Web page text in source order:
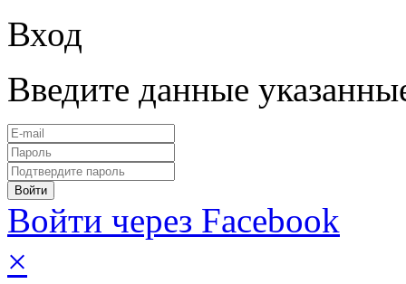
Вход
Введите данные
Войти через Facebook
×